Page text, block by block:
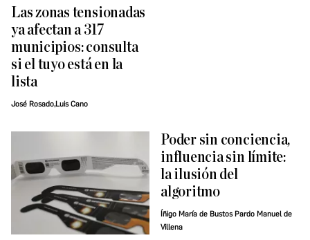
Las zonas tensionadas
ya afectan a 317
municipios: consulta
si el tuyo está en la
lista
José Rosado,Luis Cano
Poder sin conciencia,
influencia sin límite:
la ilusión del
algoritmo
Íñigo María de Bustos Pardo Manuel de
Villena